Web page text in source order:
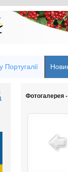
Португалії
Фотогалерея